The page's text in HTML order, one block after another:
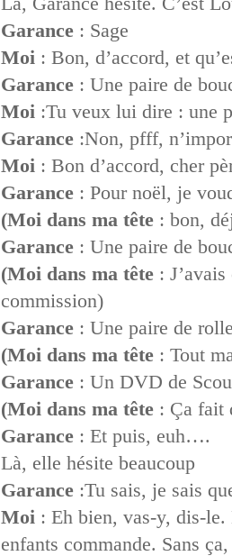
Garance: Sage
Moi : Bon, d’accord, et
Garance: Une paire de
Moi :Tu veux lui dire : une
Garance:Non, pfff,
Moi : Bon d’accord, cher
Garance: Pour noël, je
(Moi dans ma tête: bon,
Garance: Une paire de
(Moi dans ma tête: J’avais
commission)
Garance: Une paire de
(Moi dans ma tête: Tout
Garance: Un DVD de
(Moi dans ma tête: Ça fait
Garance: Et puis, euh….
Là, elle hésite beaucoup
Garance:Tu sais, je sais
Moi : Eh bien, vas-y, dis-le.
enfants commande. Sans